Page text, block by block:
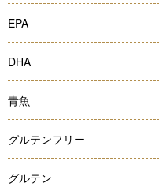
EPA
DHA
青魚
グルテンフリー
グルテン